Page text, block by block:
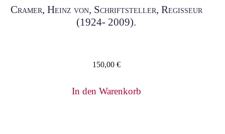
Cramer, Heinz von, Schriftsteller, Regisseur
(1924- 2009).
150,00 €
In den Warenkorb